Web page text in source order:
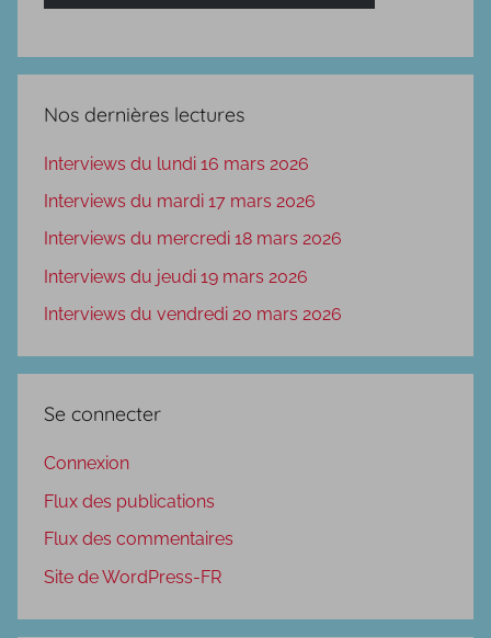
Nos dernières lectures
Interviews du lundi 16 mars 2026
Interviews du mardi 17 mars 2026
Interviews du mercredi 18 mars 2026
Interviews du jeudi 19 mars 2026
Interviews du vendredi 20 mars 2026
Se connecter
Connexion
Flux des publications
Flux des commentaires
Site de WordPress-FR